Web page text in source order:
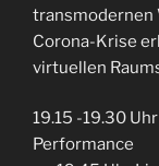
transmodernen
Corona-Krise
virtuellen
19.15 -19.30
Performance